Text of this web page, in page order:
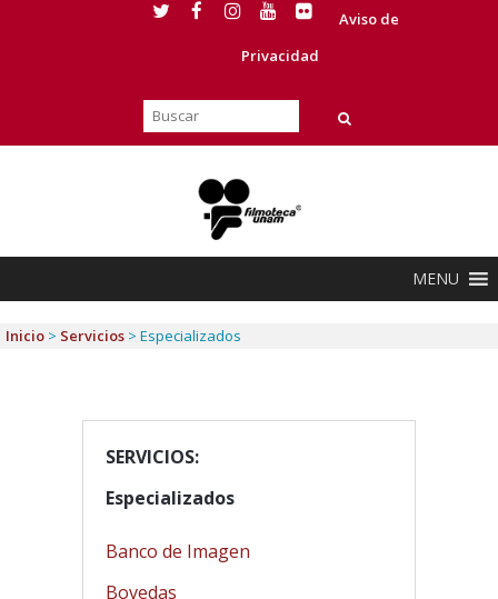
Aviso de
Privacidad
MENU
Inicio > Servicios > Especializados
SERVICIOS:
Especializados
Banco de Imagen
Bovedas